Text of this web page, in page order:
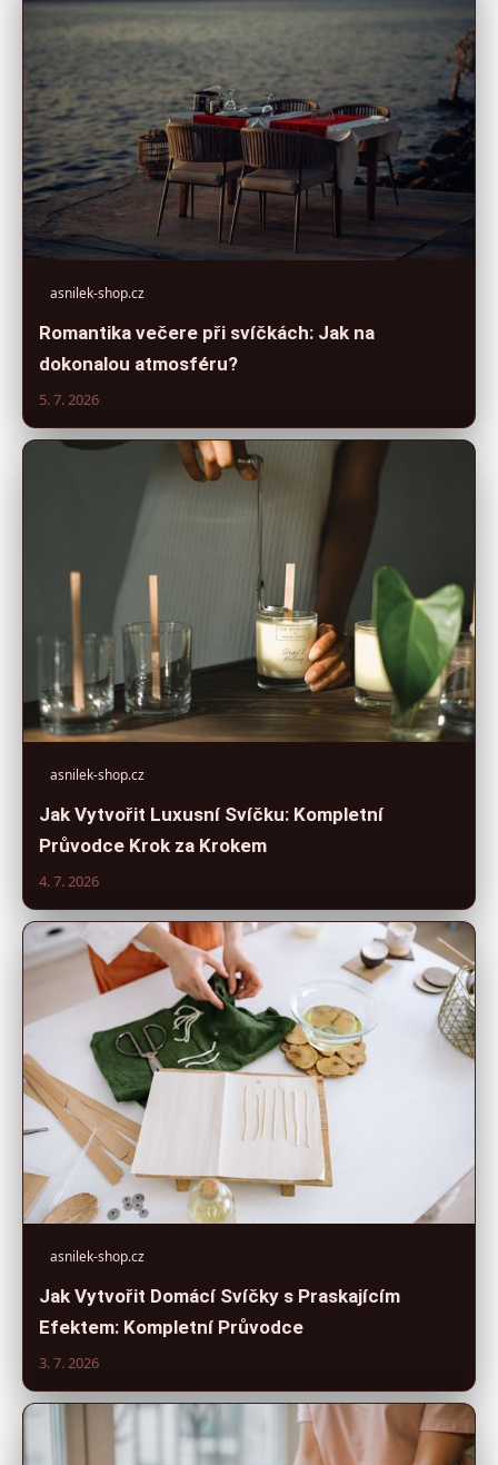
asnilek-shop.cz
Romantika večere při svíčkách: Jak na
dokonalou atmosféru?
5. 7. 2026
asnilek-shop.cz
Jak Vytvořit Luxusní Svíčku: Kompletní
Průvodce Krok za Krokem
4. 7. 2026
asnilek-shop.cz
Jak Vytvořit Domácí Svíčky s Praskajícím
Efektem: Kompletní Průvodce
3. 7. 2026